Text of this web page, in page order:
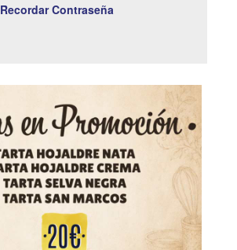
Recordar Contraseña